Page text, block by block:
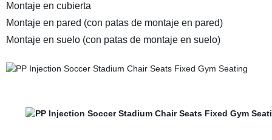
Montaje en cubierta
Montaje en pared (con patas de montaje en pared)
Montaje en suelo (con patas de montaje en suelo)